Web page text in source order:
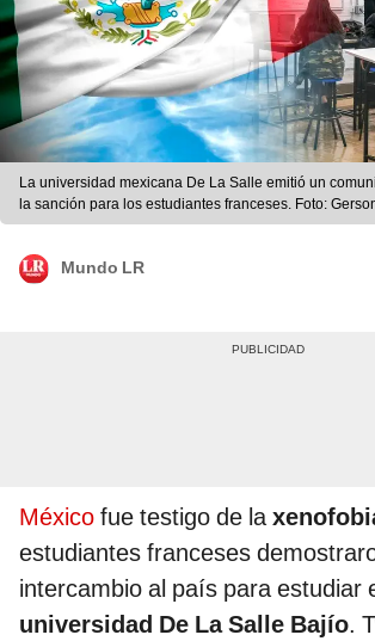
La universidad mexicana De La Salle emitió un
la sanción para los estudiantes franceses. Foto:
Composición LR
Mundo LR
México fue testigo de la
estudiantes franceses
intercambio al país para estudiar
universidad De La Salle Bajío.